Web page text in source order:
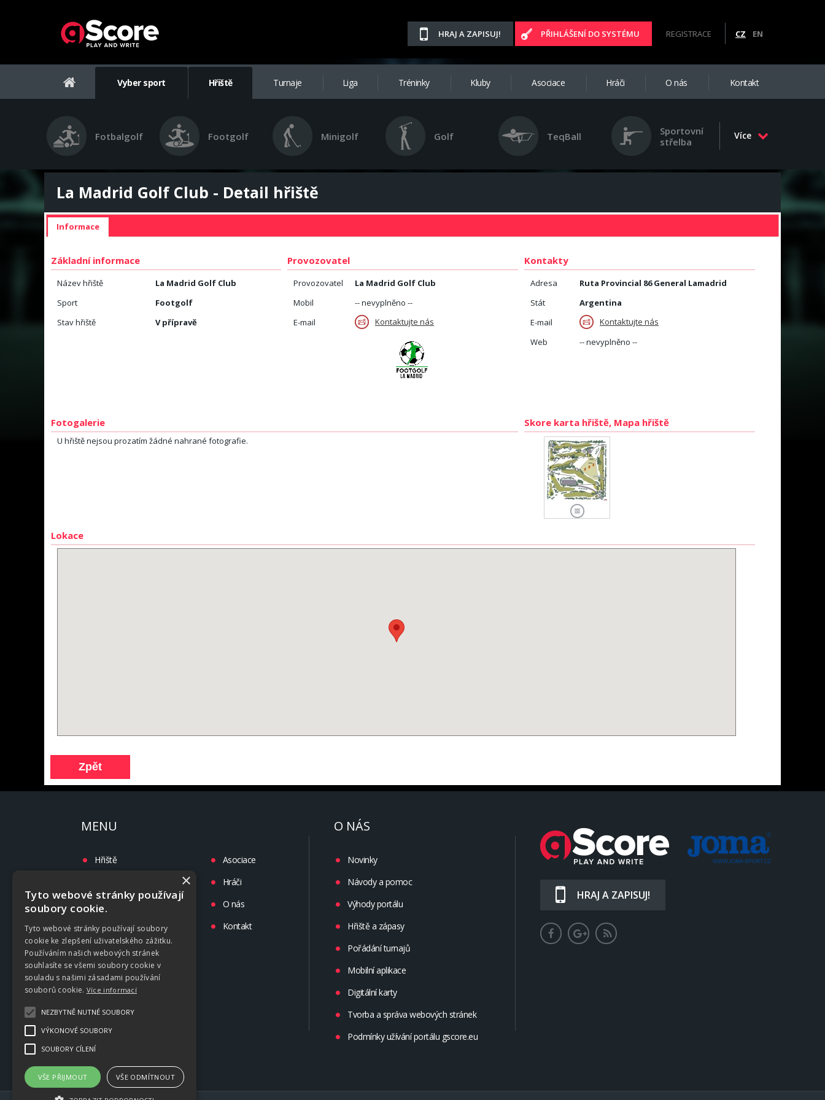
HRAJ A ZAPISUJ! PŘIHLÁŠENÍ DO SYSTÉMU REGISTRACE CZ EN
Vyber sport Hřiště Turnaje Liga Tréninky Kluby Asociace Hráči O nás Kontakt
Fotbalgolf Footgolf Minigolf Golf TeqBall
Sportovní
střelba
Více
La Madrid Golf Club - Detail hřiště
Informace
Základní informace
Název hřiště
La Madrid Golf Club
Sport
Footgolf
Stav hřiště
V přípravě
Provozovatel
Provozovatel
La Madrid Golf Club
Mobil
-- nevyplněno --
E-mail
Kontaktujte nás
Kontakty
Adresa
Ruta Provincial 86 General Lamadrid
Stát
Argentina
E-mail
Kontaktujte nás
Web
-- nevyplněno --
Fotogalerie Skore karta hřiště, Mapa hřiště
U hřiště nejsou prozatím žádné nahrané fotografie.
Lokace
MENU
Hřiště
Liga
Tréninky
Kluby
Asociace
Hráči
O nás
Kontakt
O NÁS
Novinky
Návody a pomoc
Výhody portálu
Hřiště a zápasy
Pořádání turnajů
Mobilní aplikace
Digitální karty
Tvorba a správa webových stránek
Podmínky užívání portálu gscore.eu
HRAJ A ZAPISUJ!
×
Tyto webové stránky používají
soubory cookie.
Tyto webové stránky používají soubory
cookie ke zlepšení uživatelského zážitku.
Používáním našich webových stránek
souhlasíte se všemi soubory cookie v
souladu s našimi zásadami používání
souborů cookie. Více informací
NEZBYTNĚ NUTNÉ SOUBORY
VÝKONOVÉ SOUBORY
SOUBORY CÍLENÍ
VŠE PŘIJMOUT VŠE ODMÍTNOUT